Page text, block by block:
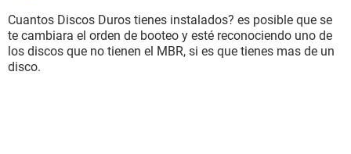
Cuantos Discos Duros tienes instalados? es posible que se
te cambiara el orden de booteo y esté reconociendo uno de
los discos que no tienen el MBR, si es que tienes mas de un
disco.